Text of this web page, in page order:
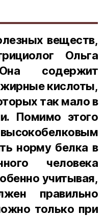
веществ,
Ольга
содержит
кислоты,
так мало в
Помимо этого
норму белка в
человека
учитывая,
правильно
только при